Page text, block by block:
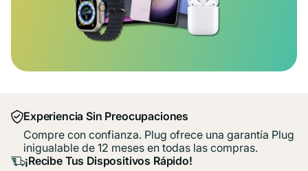
Experiencia Sin Preocupaciones
Compre con confianza. Plug ofrece una garantía Plug
inigualable de 12 meses en todas las compras.
¡Recibe Tus Dispositivos Rápido!